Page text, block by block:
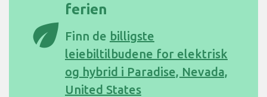
eco
ferien
Finn de billigste
leiebiltilbudene for elektrisk
og hybrid i Paradise, Nevada,
United States